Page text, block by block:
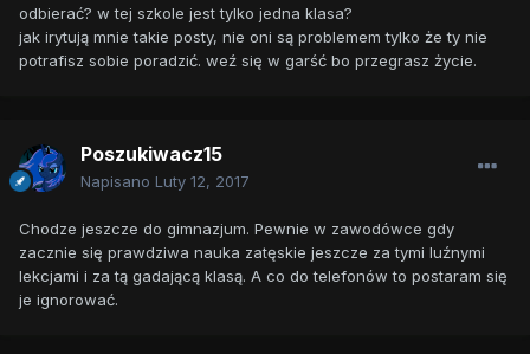
odbierać? w tej szkole jest tylko jedna klasa?
jak irytują mnie takie posty, nie oni są problemem tylko że ty nie
potrafisz sobie poradzić. weź się w garść bo przegrasz życie.
Poszukiwacz15
Napisano Luty 12, 2017
Chodze jeszcze do gimnazjum. Pewnie w zawodówce gdy
zacznie się prawdziwa nauka zatęskie jeszcze za tymi luźnymi
lekcjami i za tą gadającą klasą. A co do telefonów to postaram się
je ignorować.